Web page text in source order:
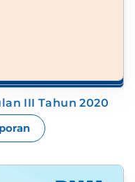
III Tahun 2020